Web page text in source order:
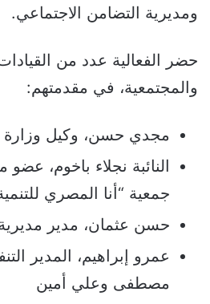
ومديرية التضامن الاجتماعي.
حضر الفعالية عدد من القيادات
والمجتمعية، في مقدمتهم:
مجدي حسن، وكيل وزارة
النائبة نجلاء باخوم،
جمعية “أنا المصري
حسن عثمان، مدير
عمرو إبراهيم، المدير
مصطفى وعلي أمين